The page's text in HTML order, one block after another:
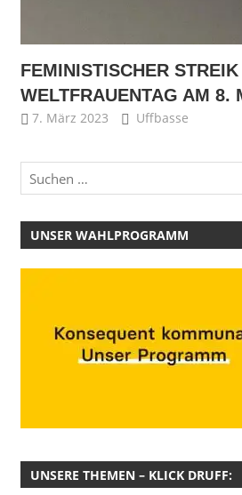
FEMINISTISCHER STREIK
WELTFRAUENTAG AM 8.
7. März 2023 Uffbasse
UNSER WAHLPROGRAMM
UNSERE THEMEN – KLICK DRUFF: